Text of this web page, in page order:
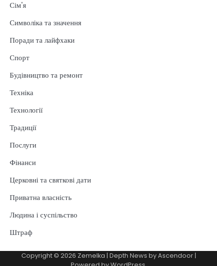
Сім'я
Символіка та значення
Поради та лайфхаки
Спорт
Будівництво та ремонт
Техніка
Технології
Традиції
Послуги
Фінанси
Церковні та святкові дати
Приватна власність
Людина і суспільство
Штраф
Copyright © 2026 Zemelka | Depth News byAscendoor|